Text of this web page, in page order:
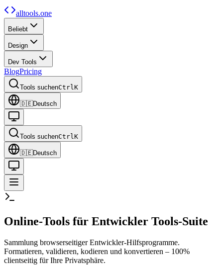
alltools.one
Beliebt
Design
Dev Tools
BlogPricing
Tools suchenCtrlK
🇩🇪Deutsch
Tools suchenCtrlK
🇩🇪Deutsch
Online-Tools für Entwickler Tools-Suite
Sammlung browserseitiger Entwickler-Hilfsprogramme.
Formatieren, validieren, kodieren und konvertieren – 100%
clientseitig für Ihre Privatsphäre.